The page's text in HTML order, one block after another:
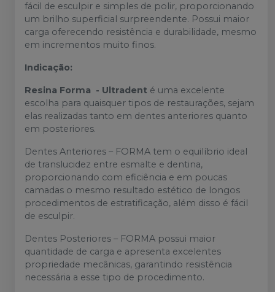
fácil de esculpir e simples de polir, proporcionando
um brilho superficial surpreendente. Possui maior
carga oferecendo resistência e durabilidade, mesmo
em incrementos muito finos.
Indicação:
Resina Forma - Ultradent é uma excelente
escolha para quaisquer tipos de restaurações, sejam
elas realizadas tanto em dentes anteriores quanto
em posteriores.
Dentes Anteriores – FORMA tem o equilíbrio ideal
de translucidez entre esmalte e dentina,
proporcionando com eficiência e em poucas
camadas o mesmo resultado estético de longos
procedimentos de estratificação, além disso é fácil
de esculpir.
Dentes Posteriores – FORMA possui maior
quantidade de carga e apresenta excelentes
propriedade mecânicas, garantindo resistência
necessária a esse tipo de procedimento.